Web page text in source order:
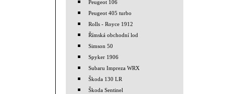
Peugeot 106
Peugeot 405 turbo
Rolls - Royce 1912
Římská obchodní lod
Simson 50
Spyker 1906
Subaru Impreza WRX
Škoda 130 LR
Škoda Sentinel